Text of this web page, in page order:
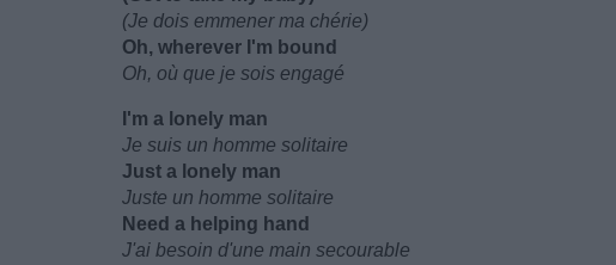
(Je dois emmener ma chérie)
Oh, wherever I'm bound
Oh, où que je sois engagé
I'm a lonely man
Je suis un homme solitaire
Just a lonely man
Juste un homme solitaire
Need a helping hand
J'ai besoin d'une main secourable